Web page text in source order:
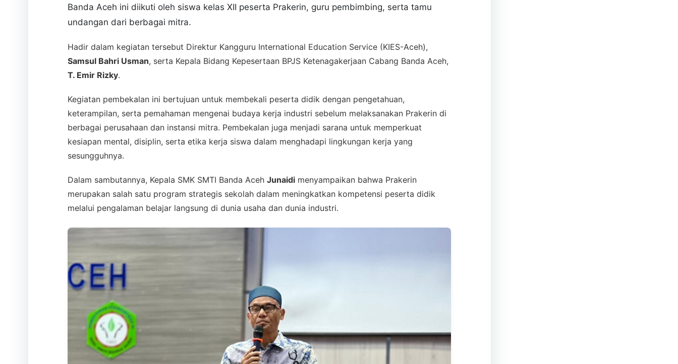
Banda Aceh ini diikuti oleh siswa kelas XII peserta Prakerin, guru pembimbing, serta tamu
undangan dari berbagai mitra.
Hadir dalam kegiatan tersebut Direktur Kangguru International Education Service (KIES-Aceh),
Samsul Bahri Usman, serta Kepala Bidang Kepesertaan BPJS Ketenagakerjaan Cabang Banda Aceh,
T. Emir Rizky.
Kegiatan pembekalan ini bertujuan untuk membekali peserta didik dengan pengetahuan,
keterampilan, serta pemahaman mengenai budaya kerja industri sebelum melaksanakan Prakerin di
berbagai perusahaan dan instansi mitra. Pembekalan juga menjadi sarana untuk memperkuat
kesiapan mental, disiplin, serta etika kerja siswa dalam menghadapi lingkungan kerja yang
sesungguhnya.
Dalam sambutannya, Kepala SMK SMTI Banda AcehJunaidi menyampaikan bahwa Prakerin
merupakan salah satu program strategis sekolah dalam meningkatkan kompetensi peserta didik
melalui pengalaman belajar langsung di dunia usaha dan dunia industri.